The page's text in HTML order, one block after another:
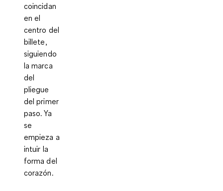
coincidan
en el
centro del
billete,
siguiendo
la marca
del
pliegue
del primer
paso. Ya
se
empieza a
intuir la
forma del
corazón.